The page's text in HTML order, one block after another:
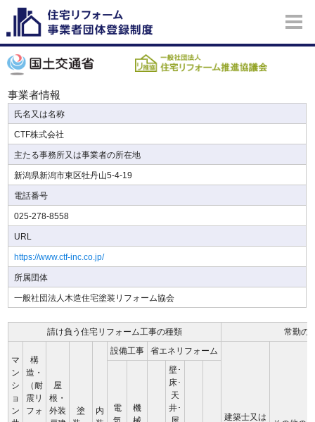
事業者情報
氏名又は名称
CTF株式会社
主たる事務所又は事業者の所在地
新潟県新潟市東区牡丹山5-4-19
電話番号
025-278-8558
URL
https://www.ctf-inc.co.jp/
所属団体
一般社団法人木造住宅塗装リフォーム協会
請け負う住宅リフォーム工事の種類 常勤の
マ
ン
シ
ョ
ン
構
造・
（耐
震リ
フォ
屋
根・
外装
塗
内
設備工事 省エネリフォーム
建築士又は
電
機
壁･
床･
天
井･